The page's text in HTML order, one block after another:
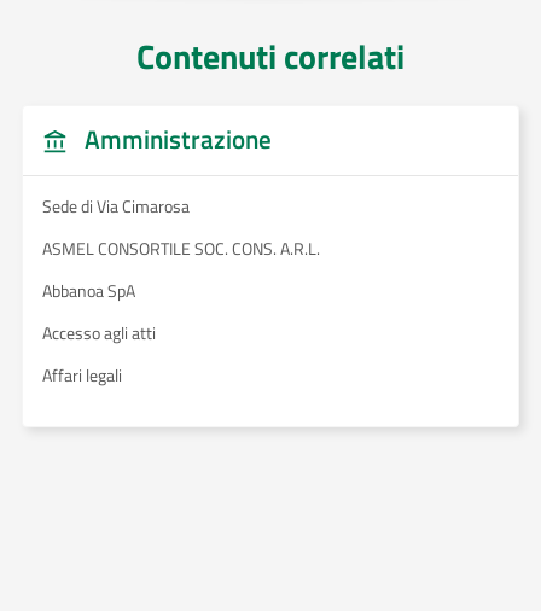
Contenuti correlati
Amministrazione
Sede di Via Cimarosa
ASMEL CONSORTILE SOC. CONS. A.R.L.
Abbanoa SpA
Accesso agli atti
Affari legali